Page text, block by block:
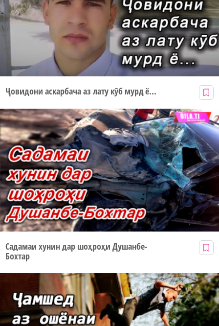
Ҷовидони аскарбача аз лату кӯб мурд ё...
Садамаи хунин дар шоҳроҳи Душанбе-
Бохтар